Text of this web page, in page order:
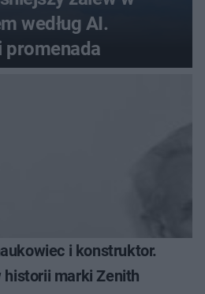
według AI.
promenada
i konstruktor.
historii marki Zenith